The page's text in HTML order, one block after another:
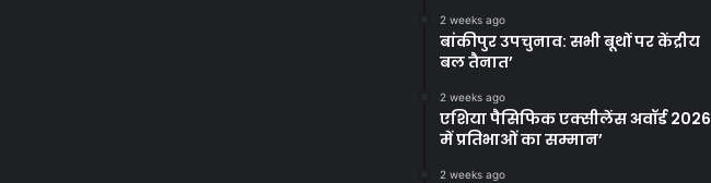
2 weeks ago
बांकीपुर उपचुनाव: सभी बूथों पर केंद्रीय
बल तैनात’
2 weeks ago
एशिया पैसिफिक एक्सीलेंस अवॉर्ड 2026
में प्रतिभाओं का सम्मान’
2 weeks ago